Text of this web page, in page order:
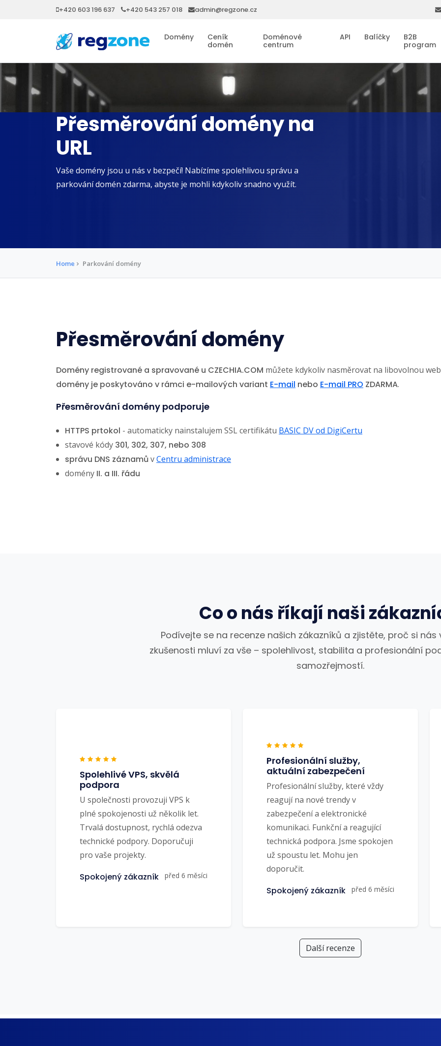
+420 603 196 637 +420 543 257 018 admin@regzone.cz
Domény
Ceník
domén
Doménové
centrum
API Balíčky
B2B
program
Přesměrování domény na
URL
Vaše domény jsou u nás v bezpečí! Nabízíme spolehlivou správu a
parkování domén zdarma, abyste je mohli kdykoliv snadno využít.
Home Parkování domény
Přesměrování domény
Domény registrované a spravované u CZECHIA.COM můžete kdykoliv nasměrovat na libovolnou
domény je poskytováno v rámci e-mailových variant E-mail nebo E-mail PRO ZDARMA.
Přesměrování domény podporuje
HTTPS prtokol - automaticky nainstalujem SSL certifikátu BASIC DV od DigiCertu
stavové kódy 301, 302, 307, nebo 308
správu DNS záznamůvCentru administrace
domény II. a III. řádu
Co o nás říkají naši
Podívejte se na recenze našich zákazníků a zjistěte, proč si nás
zkušenosti mluví za vše – spolehlivost, stabilita a profesionální
samozřejmostí.
Spolehlivé VPS, skvělá
podpora
U společnosti provozuji VPS k
plné spokojenosti už několik let.
Trvalá dostupnost, rychlá odezva
technické podpory. Doporučuji
pro vaše projekty.
Spokojený zákazník před 6 měsíci
Profesionální služby,
aktuální zabezpečení
Profesionální služby, které vždy
reagují na nové trendy v
zabezpečení a elektronické
komunikaci. Funkční a reagující
technická podpora. Jsme spokojen
už spoustu let. Mohu jen
doporučit.
Spokojený zákazník před 6 měsíci
Další recenze